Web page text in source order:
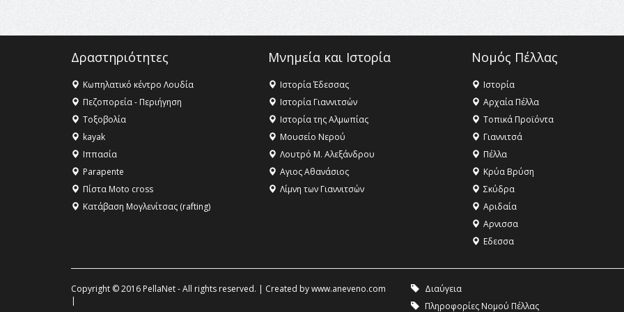
Δραστηριότητες
Κωπηλατικό κέντρο Λουδία
Πεζοπορεία - Περιήγηση
Τοξοβολία
kayak
Ιππασία
Parapente
Πίστα Moto cross
Κατάβαση Μογλενίτσας (rafting)
Μνημεία και Ιστορία
Ιστορία Έδεσσας
Ιστορία Γιαννιτσών
Ιστορία της Αλμωπίας
Μουσείο Νερού
Λουτρό Μ. Αλεξάνδρου
Αγιος Αθανάσιος
Λίμνη των Γιαννιτσών
Νομός Πέλλας
Ιστορία
Αρχαία Πέλλα
Τοπικά Προϊόντα
Γιαννιτσά
Πέλλα
Κρύα Βρύση
Σκύδρα
Αριδαία
Aρνισσα
Eδεσσα
Copyright © 2016 PellaNet - All rights reserved. | Created bywww.aneveno.com
|
Διαύγεια
Πληροφορίες Νομού Πέλλας